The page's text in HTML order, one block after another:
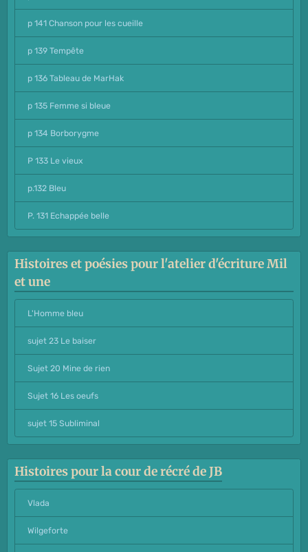
p 141 Chanson pour les cueille
p 139 Tempête
p 136 Tableau de MarHak
p 135 Femme si bleue
p 134 Borborygme
P 133 Le vieux
p.132 Bleu
P. 131 Echappée belle
Histoires et poésies pour l'atelier d'écriture Mil
et une
L'Homme bleu
sujet 23 Le baiser
Sujet 20 Mine de rien
Sujet 16 Les oeufs
sujet 15 Subliminal
Histoires pour la cour de récré de JB
Vlada
Wilgeforte